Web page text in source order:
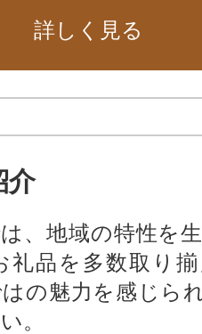
詳しく見る
介
、地域の特性を
礼品を多数取り
の魅力を感じら
。